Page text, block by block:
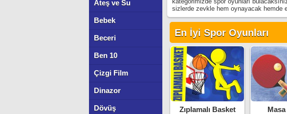
Ateş ve Su
Bebek
Beceri
Ben 10
Çizgi Film
Dinazor
Dövüş
sizlerde zevkle hem oynayacak hemde
En İyi Spor Oyunları
Zıplamalı Basket